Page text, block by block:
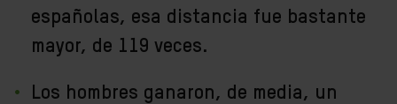
españolas, esa distancia fue bastante
mayor, de 119 veces.
Los hombres ganaron, de media, un